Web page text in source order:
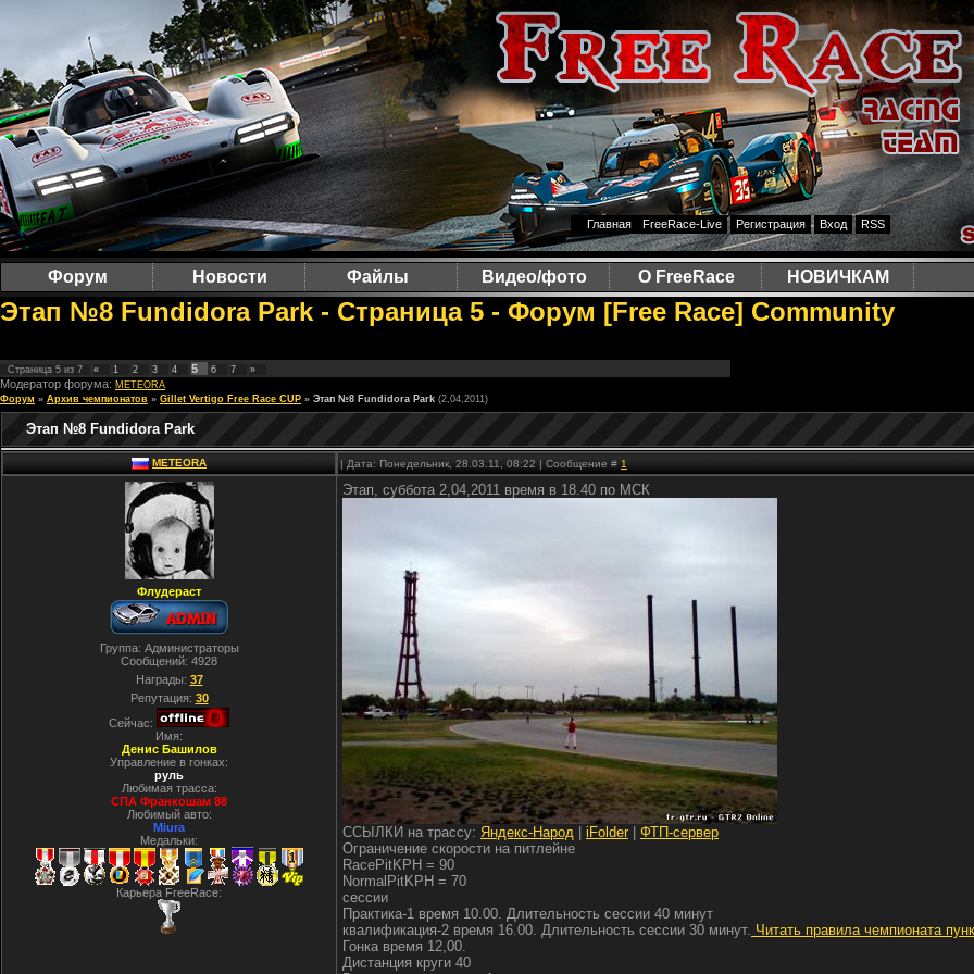
Главная FreeRace-Live Регистрация Вход RSS
Форум Новости Файлы Видео/фото О FreeRace НОВИЧКАМ
Этап №8 Fundidora Park - Страница 5 - Форум [Free Race] Community
Страница 5 из 7 « 1 2 3 4 5 6 7 »
Модератор форума: METEORA
Форум » Архив чемпионатов » Gillet Vertigo Free Race CUP » Этап №8 Fundidora Park (2,04,2011)
Этап №8 Fundidora Park
METEORA | Дата: Понедельник, 28.03.11, 08:22 | Сообщение # 1
Флудераст
Группа: Администраторы
Сообщений: 4928
Награды: 37
Репутация: 30
Сейчас:
Имя:
Денис Башилов
Управление в гонках:
руль
Любимая трасса:
СПА Франкошам 88
Любимый авто:
Miura
Медальки:
Карьера FreeRace:
Этап, суббота 2,04,2011 время в 18.40 по МСК
ССЫЛКИ на трассу: Яндекс-Народ iFolder
ФТП-сервер
Ограничение скорости на питлейне
RacePitKPH = 90
NormalPitKPH = 70
сессии
Практика-1 время 10.00. Длительность сессии 40 минут
квалификация-2 время 16.00. Длительность сессии 30 минут. Читать правила чемпионата
Гонка время 12,00.
Дистанция круги 40